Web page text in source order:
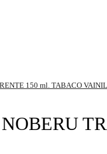
150 ml. TABACO